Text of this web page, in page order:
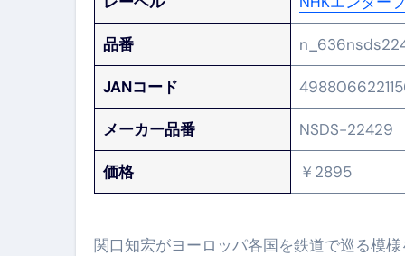
品番
JANコード
メーカー品番 NSDS-22429
価格 ￥2895
関口知宏がヨーロッパ各国を鉄道で巡る模